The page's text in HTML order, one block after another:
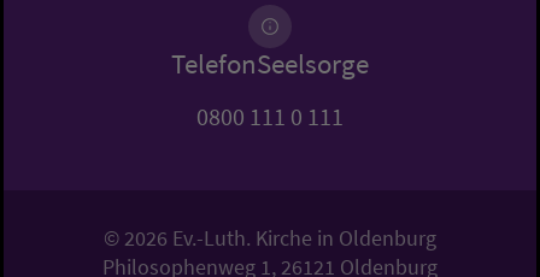
TelefonSeelsorge
0800 111 0 111
© 2026 Ev.-Luth. Kirche in Oldenburg
Philosophenweg 1, 26121 Oldenburg